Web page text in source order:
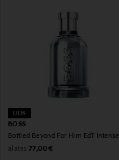
UUS
BOSS
Bottled Beyond For Him EdT Intense
alates Original Price
77,00 €